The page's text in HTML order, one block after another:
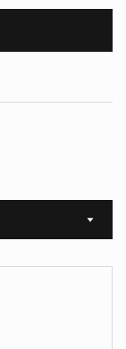
Sort